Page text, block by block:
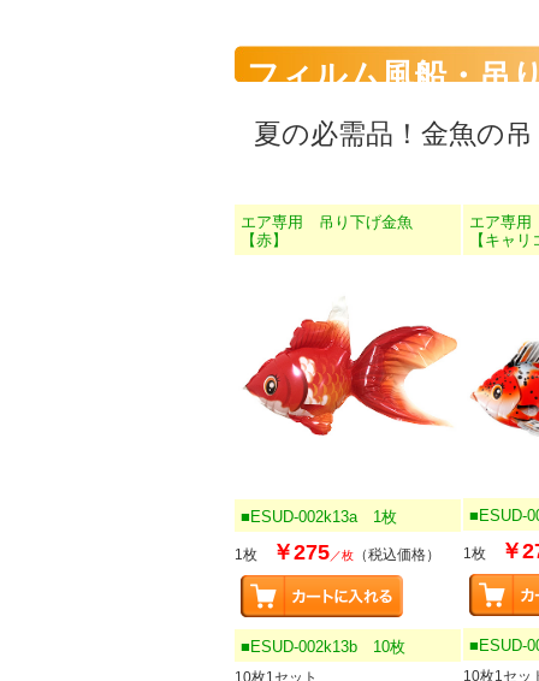
フィルム風船・吊
夏の必需品！金魚の
エア専用 吊り下げ金魚
【赤】
■ESUD-002k13a 1枚
1枚 ￥275／枚 （税込価格）
■ESUD-002k13b 10枚
10枚1セット
エア専
【キャリ
■ESUD-
1枚 ￥
■ESUD-
10枚1セッ